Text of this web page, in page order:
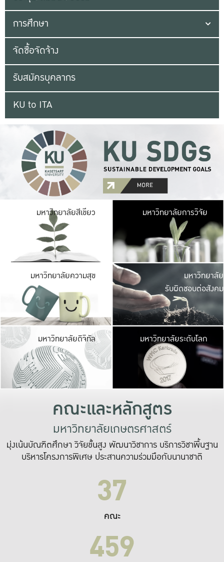
การศึกษา
จัดซื้อจัดจ้าง
รับสมัครบุคลากร
KU to ITA
มหาวิทยาลัยสีเขียว มหาวิ
มีพื้นที่เขียวสดใส
เป็นป่าในเมือง เกษต
มหาวิทยาลัยการวิจัย
มหาวิทยาลัยความสุข มหาวิ
ค
เปิดประ
และพบเรื่องราวใ
มหาวิทยาลัย
รับผิดชอบต่อสังคม
มหาวิทยาลัยดิจิทัล มหาวิ
เปลี่ยนแปลง แล
เพื่อทำง
ระบบสารสนเทศ
มหาวิทยาลัยระดับโลก
คณะและหลักสูตร
มหาวิทยาลัยเกษตรศาสตร์
มุ่งเน้นบัณฑิตศึกษา วิจัยขั้นสูง พัฒนาวิชาการ บริการวิชาพื้นฐาน
บริหารโครงการพิเศษ ประสานความร่วมมือกับนานาชาติ
37
คณะ
459